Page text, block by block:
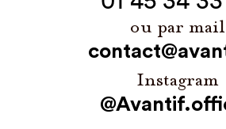
ou par mail
Instagram